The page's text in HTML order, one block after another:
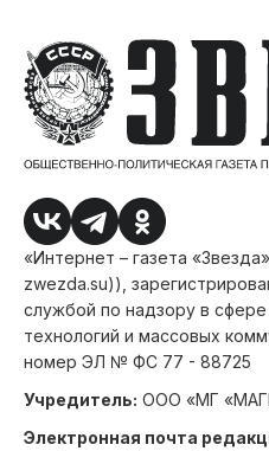
«Интернет – газета
zwezda.su)),
службой по надзору в
технологий и массовых
номер ЭЛ № ФС 77 - 88725
Учредитель: ООО «МГ
Электронная почта